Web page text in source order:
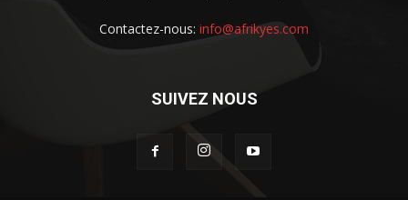
Contactez-nous: info@afrikyes.com
SUIVEZ NOUS